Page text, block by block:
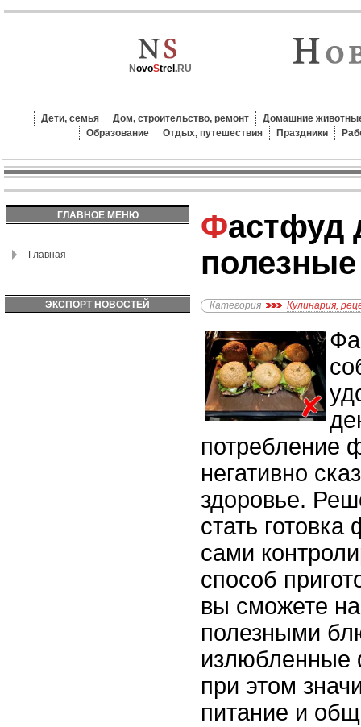
NovoStrel.RU
Дети, семья Дом, строительство, ремонт
Домашние
Образование
Отдых, путешествия Праздники
ГЛАВНОЕ МЕНЮ
Главная
ЭКСПОРТ НОВОСТЕЙ
Фастфуд дома: вкусные и
Категория Кулинария,
потребление
негативно
здоровье.
стать
сами
способ
вы сможете
полезными
излюбленные
при этом
питание и